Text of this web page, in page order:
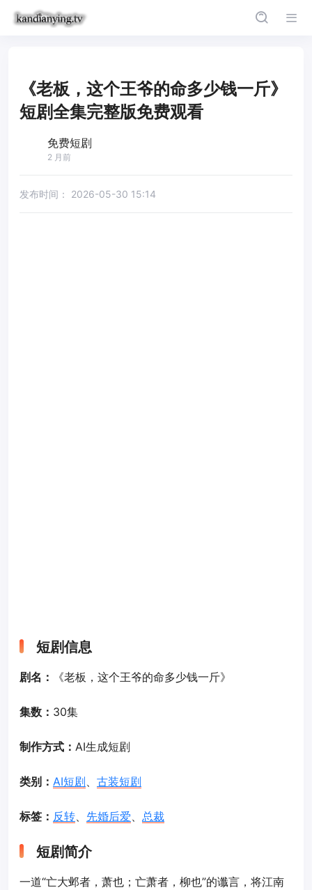
《老板，这个王爷的命多少钱一斤》
短剧全集完整版免费观看
免费短剧
2 月前
发布时间： 2026-05-30 15:14
短剧信息
剧名： 《老板，这个王爷的命多少钱一斤》
集数： 30集
制作方式： AI生成短剧
类别： AI短剧、 古装短剧
标签： 反转、 先婚后爱、 总裁
短剧简介
一道“亡大邺者，萧也；亡萧者，柳也”的谶言，将江南